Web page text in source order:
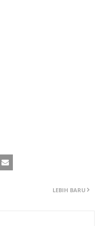
LEBIH BARU